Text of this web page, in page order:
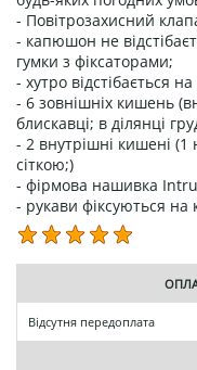
- Повітрозахисний
- капюшон не
гумки з фіксаторами;
- хутро відстібається
- 6 зовнішніх кишень
блискавці; в ділянці
- 2 внутрішні кишені
сіткою;)
- фірмова нашивка
- рукави фіксуються на
Відсутня передоплата